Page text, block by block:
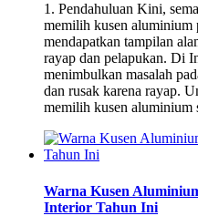
1. Pendahuluan Kini,
memilih kusen aluminium
mendapatkan tampilan
rayap dan pelapukan. Di
menimbulkan masalah
dan rusak karena rayap.
memilih kusen
Warna Kusen
Interior Tahun Ini